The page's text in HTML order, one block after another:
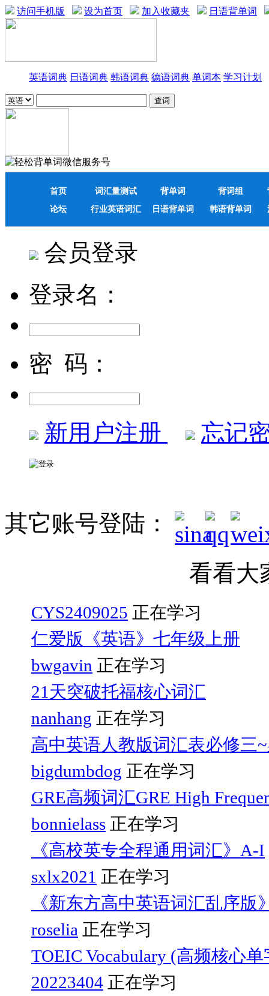
访问手机版 设为首页 加入收藏夹 日语背单词
英语词典 日语词典 韩语词典 德语词典 单词本 学习计划
首页 词汇量测试 背单词 背词组
论坛
行业英语词汇 日语背单词 韩语背单词
会员登录
登录名：
密 码：
新用户注册 忘记
其它账号登陆：
看看大
CYS2409025 正在学习
仁爱版《英语》七年级上册
bwgavin 正在学习
21天突破托福核心词汇
nanhang 正在学习
高中英语人教版词汇表必修三
bigdumbdog 正在学习
GRE高频词汇GRE High
bonnielass 正在学习
《高校英专全程通用词汇》A-I
sxlx2021 正在学习
《新东方高中英语词汇乱序版
roselia 正在学习
TOEIC Vocabulary (高频核心
20223404 正在学习